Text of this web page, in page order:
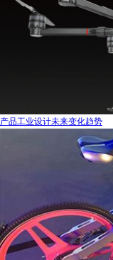
产品工业设计未来变化趋势